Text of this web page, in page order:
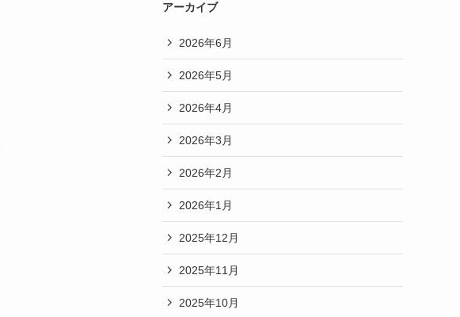
アーカイブ
2026年6月
2026年5月
2026年4月
2026年3月
2026年2月
2026年1月
2025年12月
2025年11月
2025年10月